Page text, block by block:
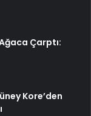
Çarptı:
Kore’den